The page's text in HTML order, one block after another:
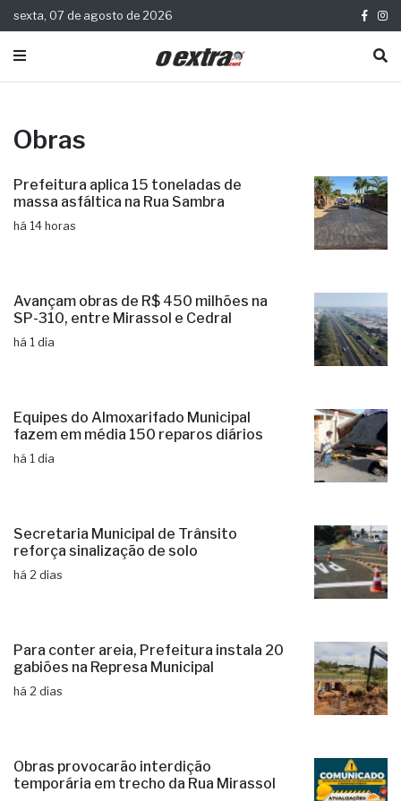
sexta, 07 de agosto de 2026
Obras
Prefeitura aplica 15 toneladas de
massa asfáltica na Rua Sambra
há 14 horas
Avançam obras de R$ 450 milhões na
SP-310, entre Mirassol e Cedral
há 1 dia
Equipes do Almoxarifado Municipal
fazem em média 150 reparos diários
há 1 dia
Secretaria Municipal de Trânsito
reforça sinalização de solo
há 2 dias
Para conter areia, Prefeitura instala 20
gabiões na Represa Municipal
há 2 dias
Obras provocarão interdição
temporária em trecho da Rua Mirassol